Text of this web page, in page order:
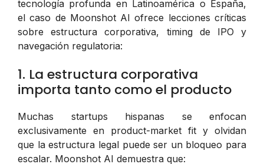
tecnología profunda en Latinoamérica o España,
el caso de Moonshot AI ofrece lecciones críticas
sobre estructura corporativa, timing de IPO y
navegación regulatoria:
1. La estructura corporativa
importa tanto como el producto
Muchas startups hispanas se enfocan
exclusivamente en product-market fit y olvidan
que la estructura legal puede ser un bloqueo para
escalar. Moonshot AI demuestra que: